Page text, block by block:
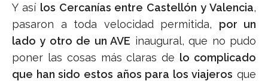
Y así los Cercanías entre Castellón y Valencia,
pasaron a toda velocidad permitida, por un
lado y otro de un AVE inaugural, que no pudo
poner las cosas más claras de lo complicado
que han sido estos años para los viajeros que